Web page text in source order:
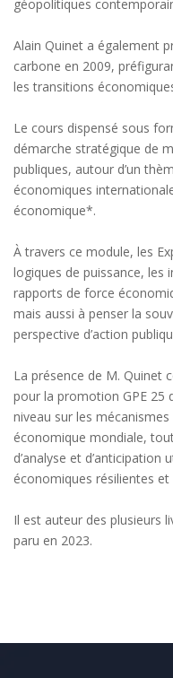
géopolitiques
Alain Quinet a également
carbone en 2009,
les transitions
Le cours dispensé sous
démarche stratégique de
publiques, autour d’un
économiques
économique*.
À travers ce module, les
logiques de puissance, les
rapports de force
mais aussi à penser la
perspective d’action
La présence de M. Quinet
pour la promotion GPE 25
niveau sur les
économique mondiale,
d’analyse et
économiques résilientes et
Il est auteur des plusieurs
paru en 2023.